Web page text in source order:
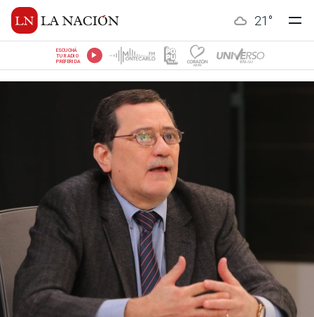
21 °
ESCUCHÁ
TU RADIO
PREFERIDA